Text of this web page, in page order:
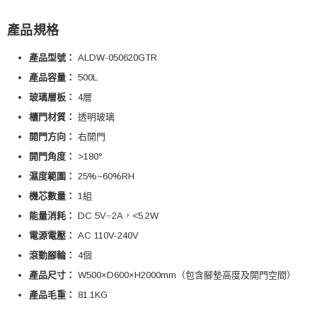
產品規格
產品型號： ALDW-050620GTR
產品容量： 500L
玻璃層板： 4層
櫃門材質： 透明玻璃
開門方向： 右開門
開門角度：
>180°
濕度範圍： 25%~60%RH
機芯數量：
1組
能量消耗： DC 5V⎓2A，<5.2W
電源電壓： AC 110V-240V
滾動腳輪： 4個
產品尺寸： W500×D600×H2000mm（包含腳墊高度及開門空間）
產品毛重： 81.1KG